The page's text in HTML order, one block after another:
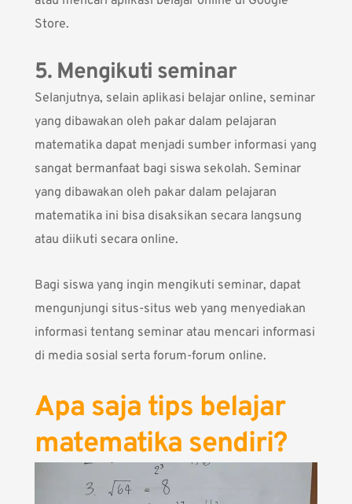
Store.
5. Mengikuti seminar
Selanjutnya, selain aplikasi belajar online, seminar
yang dibawakan oleh pakar dalam pelajaran
matematika dapat menjadi sumber informasi yang
sangat bermanfaat bagi siswa sekolah. Seminar
yang dibawakan oleh pakar dalam pelajaran
matematika ini bisa disaksikan secara langsung
atau diikuti secara online.
Bagi siswa yang ingin mengikuti seminar, dapat
mengunjungi situs-situs web yang menyediakan
informasi tentang seminar atau mencari informasi
di media sosial serta forum-forum online.
Apa saja tips belajar
matematika sendiri?